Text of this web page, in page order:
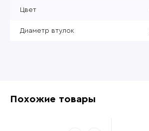
Цвет
Диаметр втулок
Похожие товары